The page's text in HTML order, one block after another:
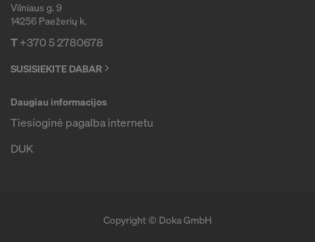
Vilniaus g. 9
14256 Paežerių k.
T+370 5 2780678
SUSISIEKITE DABAR
Daugiau informacijos
Tiesioginė pagalba internetu
DUK
Copyright © Doka GmbH